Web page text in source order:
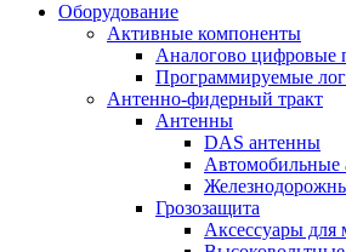
Оборудование
Активные компоненты
Аналогово цифровые
Программируемые
Антенно-фидерный тракт
Антенны
DAS антенны
Автомобильные
Грозозащита
Аксессуары для